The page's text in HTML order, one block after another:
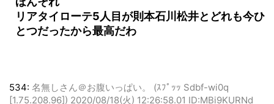
リアタイローテ5人目が則本石川松井とどれも今ひ
とつだったから最高だわ
534: 名無しさん＠お腹いっぱい。 (ｽﾌﾟｯｯ Sdbf-wi0q
[1.75.208.96]) 2020/08/18(火) 12:26:58.01 ID:MBi9KURNd